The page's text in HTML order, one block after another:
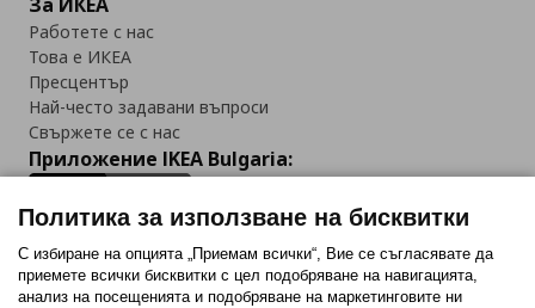
Работете с нас
Това е ИКЕА
Пресцентър
Най-често задавани въпроси
Свържете се с нас
Приложение IKEA Bulgaria:
Последвайте ни:
Политика за използване на бисквитки
С избиране на опцията „Приемам всички“, Вие се съгласявате да
приемете всички бисквитки с цел подобряване на навигацията,
анализ на посещенията и подобряване на маркетинговите ни